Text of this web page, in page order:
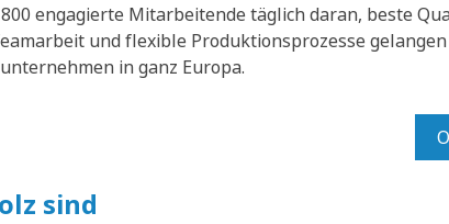
engagierte Mitarbeitende täglich daran, beste
und flexible Produktionsprozesse
in ganz Europa.
sind